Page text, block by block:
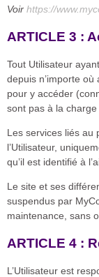
Voir https://
ARTICLE 3 :
Tout Utilisateur
depuis n’importe où
pour y accéder
sont pas à la charge
Les services liés au
l’Utilisateur,
qu’il est identifié à
Le site et ses
suspendus par
maintenance, sans
ARTICLE 4 :
L’Utilisateur est